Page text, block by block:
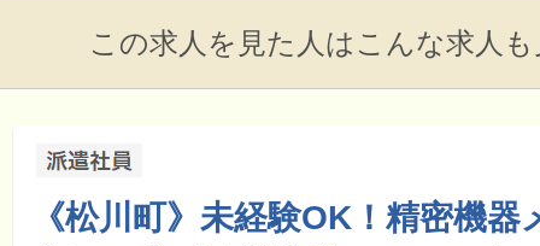
この求人を見た人はこんな求人
《松川町》未経験OK！精密機器